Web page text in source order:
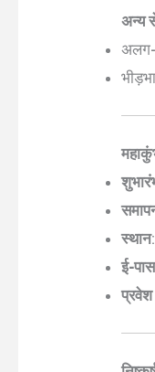
अन्य
अलग-
स्थान
ई-